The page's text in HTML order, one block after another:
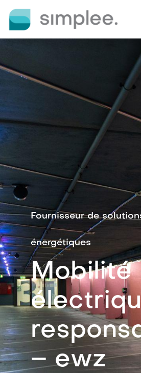
Fournisseur de
énergétiques
Mobilité
– ewz